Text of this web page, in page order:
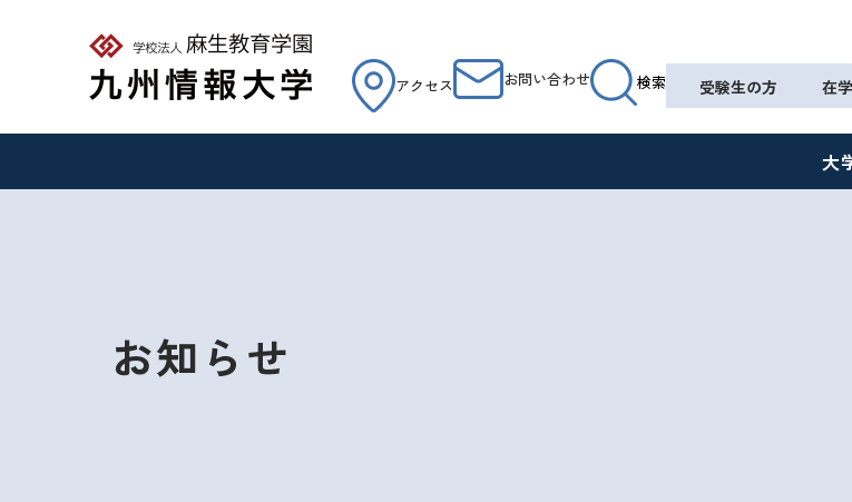
アクセス お問い合わせ 検索 受験生の方 在
大
お知らせ